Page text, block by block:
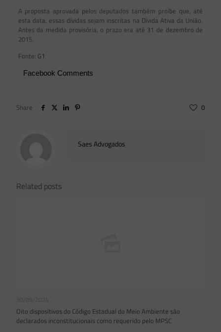
A proposta aprovada pelos deputados também proíbe que, até
esta data, essas dívidas sejam inscritas na Dívida Ativa da União.
Antes da medida provisória, o prazo era até 31 de dezembro de
2015.
Fonte: G1
Facebook Comments
Share 0
Saes Advogados
Related posts
30/09/2024
Oito dispositivos do Código Estadual do Meio Ambiente são
declarados inconstitucionais como requerido pelo MPSC